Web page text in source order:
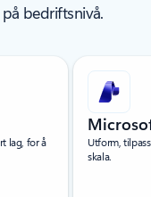
bedriftsnivå.
lag, for å
Utform,
skala.